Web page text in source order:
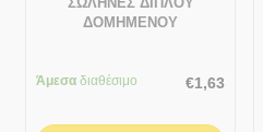
ΔΟΜΗΜΕΝΟΥ
1 ΜΕΤΡΟ 63/47
Άμεσα διαθέσιμο €1,63